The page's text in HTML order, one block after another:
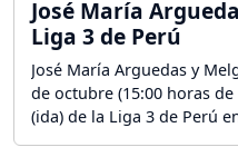
José María
Liga 3 de Perú
José María Arguedas y
de octubre (15:00 horas
(ida) de la Liga 3 de Perú
Andahuaylas. ¡Sigue el